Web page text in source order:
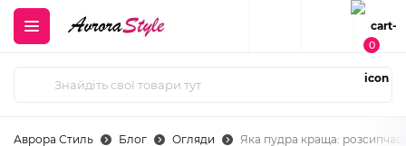
0
Аврора Стиль Блог Огляди Яка пудра краща: